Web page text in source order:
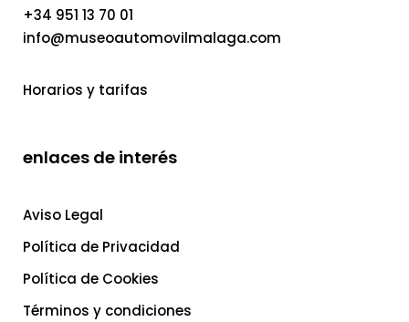
+34 951 13 70 01
info@museoautomovilmalaga.com
Horarios y tarifas
enlaces de interés
Aviso Legal
Política de Privacidad
Política de Cookies
Términos y condiciones